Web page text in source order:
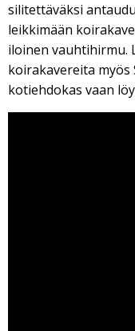
silitettäväksi
leikkimään
iloinen vauhtihirmu.
koirakavereita myös
kotiehdokas vaan